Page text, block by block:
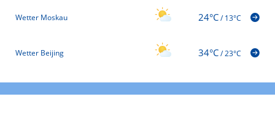
Wetter Moskau 24°C/13°C
Wetter Beijing 34°C/23°C